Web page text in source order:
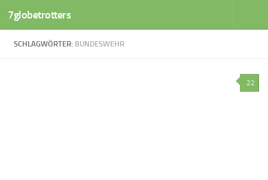
Zum Inhalt springen
7globetrotters
SCHLAGWÖRTER: BUNDESWEHR
22